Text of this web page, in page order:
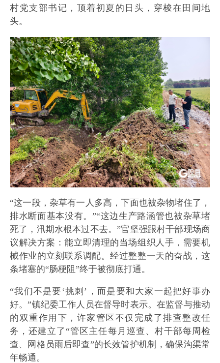
村党支部书记，顶着初夏的日头，穿梭在田间地
头。
“这一段，杂草有一人多高，下面也被杂物堵住了，
排水断面基本没有。”“这边生产路涵管也被杂草堵
死了，汛期水根本过不去。”官坚强跟村干部现场商
议解决方案：能立即清理的当场组织人手，需要机
械作业的立刻联系调配。经过整整一天的奋战，这
条堵塞的“肠梗阻”终于被彻底打通。
“我们不是要‘挑刺’，而是要和大家一起把好事办
好。”镇纪委工作人员在督导时表示。在监督与推动
的双重作用下，许家管区不仅完成了排查整改任
务，还建立了“管区主任每月巡查、村干部每周检
查、网格员雨后即查”的长效管护机制，确保沟渠常
年畅通。